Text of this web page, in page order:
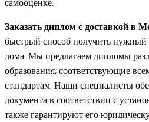
Заказать диплом с доставкой в
быстрый способ получить нужный
дома. Мы предлагаем дипломы
образования, соответствующие
стандартам. Наши специалисты
документа в соответствии с
также гарантируют его